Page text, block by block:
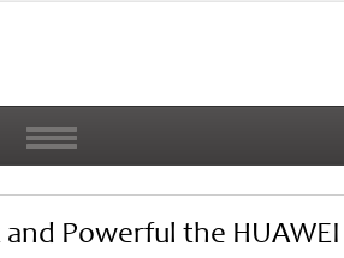
Powerful the HUAWEI